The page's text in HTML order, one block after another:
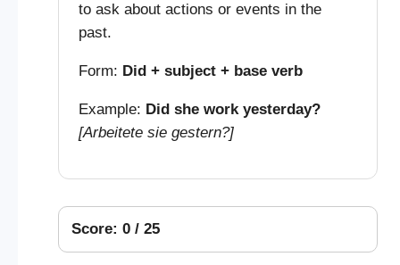
to ask about actions or events in the
past.
Form: Did + subject + base verb
Example: Did she work yesterday?
[Arbeitete sie gestern?]
Score: 0 / 25